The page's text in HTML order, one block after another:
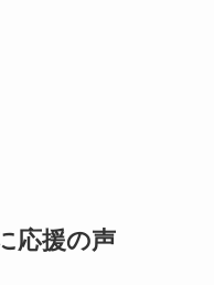
応援の声